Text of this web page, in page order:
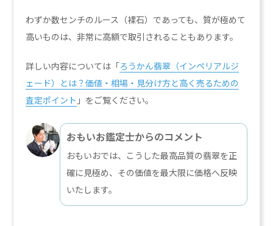
わずか数センチのルース（裸石）であっても、質が極めて
高いものは、非常に高額で取引されることもあります。
詳しい内容については「ろうかん翡翠（インペリアルジ
ェード）とは？価値・相場・見分け方と高く売るための
査定ポイント 」をご覧ください。
おもいお鑑定士からのコメント
おもいおでは、こうした最高品質の翡翠を正
確に見極め、その価値を最大限に価格へ反映
いたします。